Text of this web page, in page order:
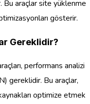
Bu araçlar site yüklenme
gösterir.
Gereklidir?
performans analizi
gereklidir. Bu araçlar,
optimize etmek